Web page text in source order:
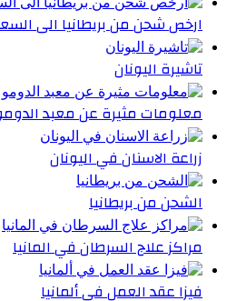
ارخص شحن من بريطانيا الى
تاشيرة اليونان
معلومات مثيرة عن معبد الدومو
زراعة الاسنان في اليونان
الشحن من بريطانيا
مراكز علاج السرطان في المانيا
فيزا عقد العمل في ألمانيا